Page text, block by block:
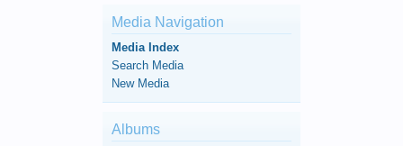
Media Navigation
Media Index
Search Media
New Media
Albums